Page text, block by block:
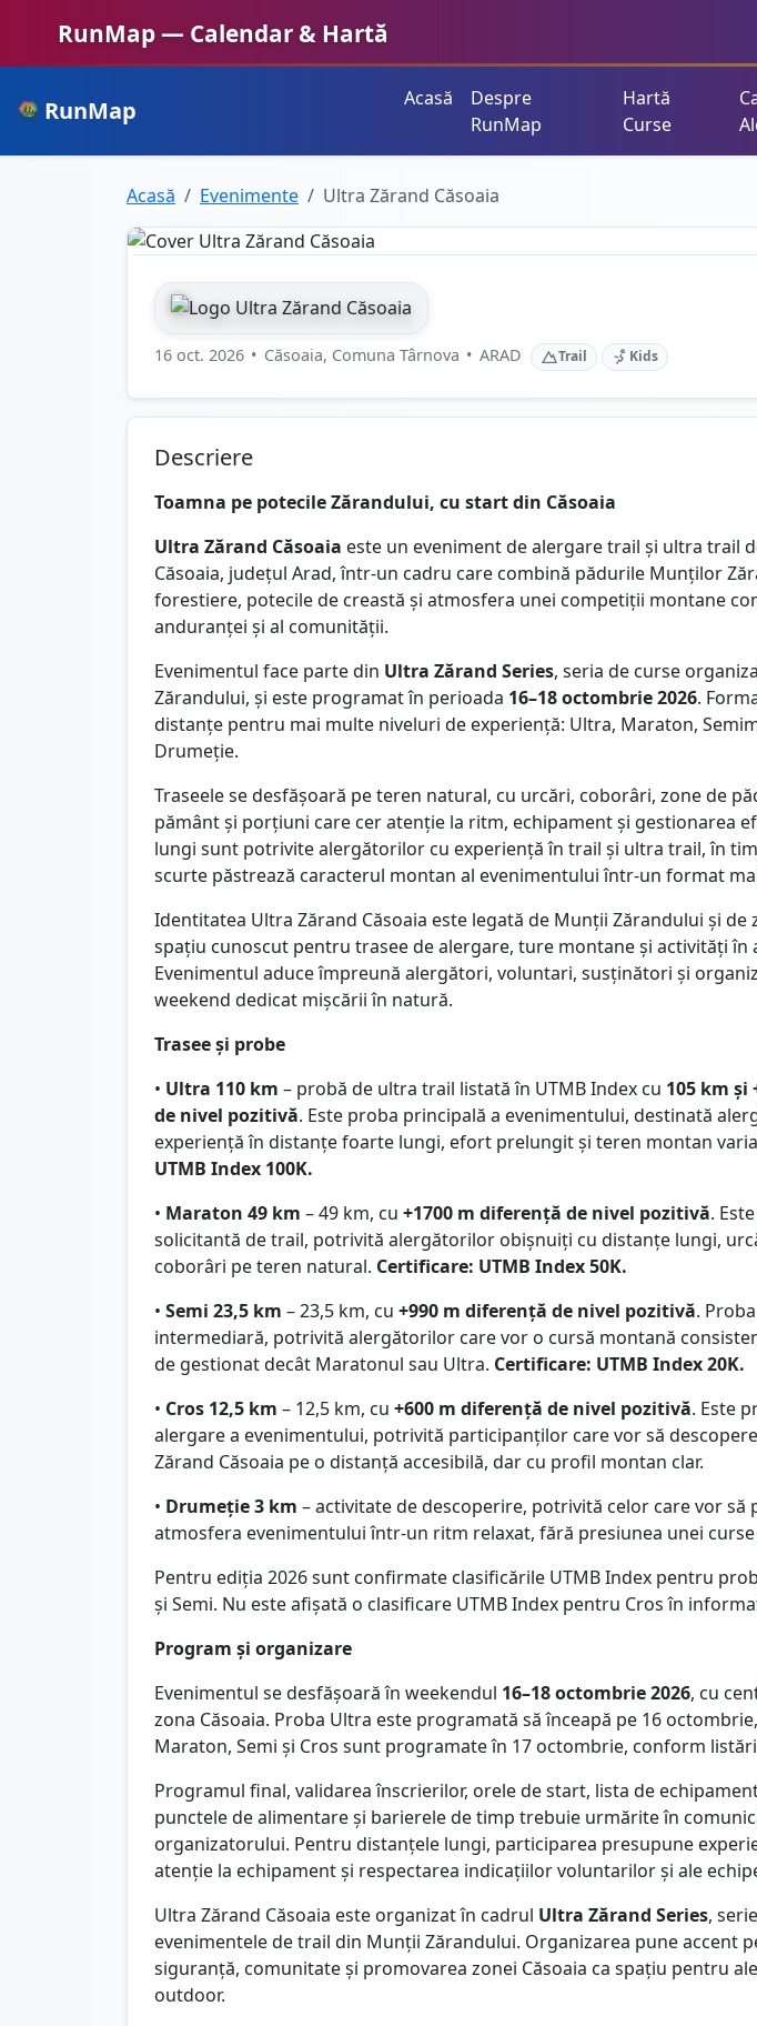
RunMap — Calendar & Hartă
RunMap Acasă
Despre
RunMap
Hartă
Curse
Acasă Evenimente Ultra Zărand Căsoaia
16 oct. 2026 • Căsoaia, Comuna Târnova • ARAD Trail Kids
Descriere
Toamna pe potecile Zărandului, cu start din Căsoaia
Ultra Zărand Căsoaia este un eveniment de alergare trail și ultra trail
Căsoaia, județul Arad, într-un cadru care combină pădurile Munților
forestiere, potecile de creastă și atmosfera unei competiții montane
anduranței și al comunității.
Evenimentul face parte din Ultra Zărand Series, seria de curse
Zărandului, și este programat în perioada 16–18 octombrie 2026.
distanțe pentru mai multe niveluri de experiență: Ultra, Maraton,
Drumeție.
Traseele se desfășoară pe teren natural, cu urcări, coborâri, zone de
pământ și porțiuni care cer atenție la ritm, echipament și gestionarea
lungi sunt potrivite alergătorilor cu experiență în trail și ultra trail, în
scurte păstrează caracterul montan al evenimentului într-un format
Identitatea Ultra Zărand Căsoaia este legată de Munții Zărandului și de
spațiu cunoscut pentru trasee de alergare, ture montane și activități în
Evenimentul aduce împreună alergători, voluntari, susținători și
weekend dedicat mișcării în natură.
Trasee și probe
• Ultra 110 km – probă de ultra trail listată în UTMB Index cu 105 km și
de nivel pozitivă. Este proba principală a evenimentului, destinată
experiență în distanțe foarte lungi, efort prelungit și teren montan
UTMB Index 100K.
• Maraton 49 km – 49 km, cu +1700 m diferență de nivel pozitivă.
solicitantă de trail, potrivită alergătorilor obișnuiți cu distanțe lungi,
coborâri pe teren natural. Certificare: UTMB Index 50K.
• Semi 23,5 km – 23,5 km, cu +990 m diferență de nivel pozitivă.
intermediară, potrivită alergătorilor care vor o cursă montană
de gestionat decât Maratonul sau Ultra. Certificare: UTMB Index 20K.
• Cros 12,5 km – 12,5 km, cu +600 m diferență de nivel pozitivă. Este
alergare a evenimentului, potrivită participanților care vor să
Zărand Căsoaia pe o distanță accesibilă, dar cu profil montan clar.
• Drumeție 3 km – activitate de descoperire, potrivită celor care vor să
atmosfera evenimentului într-un ritm relaxat, fără presiunea unei
Pentru ediția 2026 sunt confirmate clasificările UTMB Index pentru
și Semi. Nu este afișată o clasificare UTMB Index pentru Cros în
Program și organizare
Evenimentul se desfășoară în weekendul 16–18 octombrie 2026, cu
zona Căsoaia. Proba Ultra este programată să înceapă pe 16
Maraton, Semi și Cros sunt programate în 17 octombrie, conform
Programul final, validarea înscrierilor, orele de start, lista de
punctele de alimentare și barierele de timp trebuie urmărite în
organizatorului. Pentru distanțele lungi, participarea presupune
atenție la echipament și respectarea indicațiilor voluntarilor și ale
Ultra Zărand Căsoaia este organizat în cadrul Ultra Zărand Series,
evenimentele de trail din Munții Zărandului. Organizarea pune accent
siguranță, comunitate și promovarea zonei Căsoaia ca spațiu pentru
outdoor.